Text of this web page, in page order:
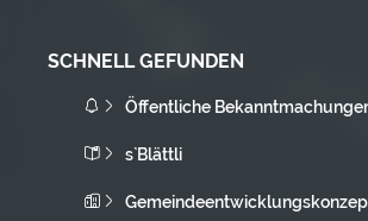
SCHNELL GEFUNDEN
Öffentliche
s`Blättli